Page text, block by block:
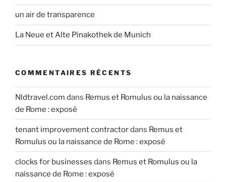
un air de transparence
La Neue et Alte Pinakothek de Munich
COMMENTAIRES RÉCENTS
Nldtravel.com dans Remus et Romulus ou la naissance
de Rome : exposé
tenant improvement contractordans Remus et
Romulus ou la naissance de Rome : exposé
clocks for businesses dans Remus et Romulus ou la
naissance de Rome : exposé